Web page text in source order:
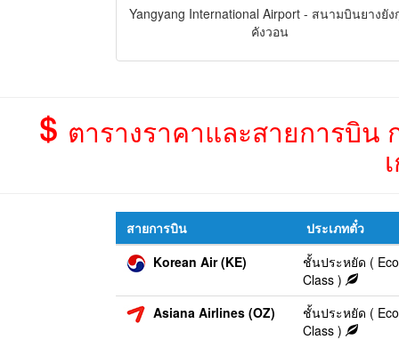
Yangyang International Airport - สนามบินยางยัง
คังวอน
ตารางราคาและสายการบิน
สายการบิน
ประเภทตั๋ว
Korean Air (KE)
ชั้นประหยัด (
Class )
Asiana Airlines (OZ)
ชั้นประหยัด (
Class )